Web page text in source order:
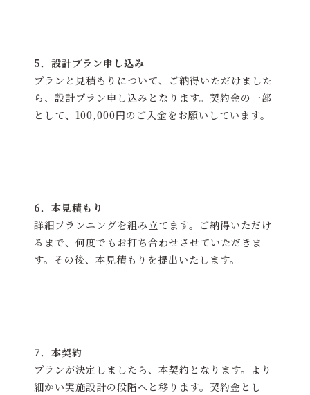
5．設計プラン申し込み
プランと見積もりについて、ご納得いただけました
ら、設計プラン申し込みとなります。契約金の一部
として、100,000円のご入金をお願いしています。
6．本見積もり
詳細プランニングを組み立てます。ご納得いただけ
るまで、何度でもお打ち合わせさせていただきま
す。その後、本見積もりを提出いたします。
7．本契約
プランが決定しましたら、本契約となります。より
細かい実施設計の段階へと移ります。契約金とし